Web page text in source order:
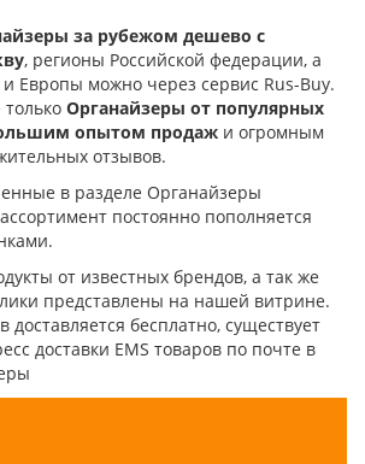
за рубежом дешево с
, регионы Российской федерации, а
Европы можно через сервис Rus-Buy.
Органайзеры от популярных
опытом продаж и огромным
отзывов.
в разделе Органайзеры
постоянно пополняется
от известных брендов, а так же
представлены на нашей витрине.
доставляется бесплатно, существует
доставки EMS товаров по почте в